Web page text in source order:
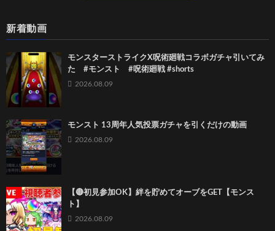
新着動画
モンスターストライクX呪術廻戦コラボガチャ引いてみ
た #モンスト #呪術廻戦 #shorts
2026.08.09
モンスト 13周年人気投票ガチャを引くだけの動画
2026.08.09
【🔴初見参加OK】絆を貯めてオーブをGET【モンス
ト】
2026.08.09